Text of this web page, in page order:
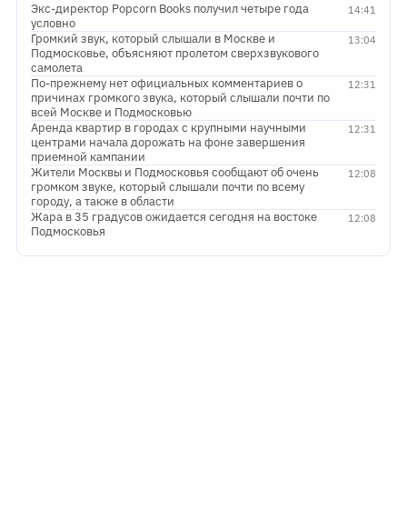
14:41
Экс-директор Popcorn Books получил четыре года
условно
13:04
Громкий звук, который слышали в Москве и
Подмосковье, объясняют пролетом сверхзвукового
самолета
12:31
По-прежнему нет официальных комментариев о
причинах громкого звука, который слышали почти по
всей Москве и Подмосковью
12:31
Аренда квартир в городах с крупными научными
центрами начала дорожать на фоне завершения
приемной кампании
12:08
Жители Москвы и Подмосковья сообщают об очень
громком звуке, который слышали почти по всему
городу, а также в области
12:08
Жара в 35 градусов ожидается сегодня на востоке
Подмосковья